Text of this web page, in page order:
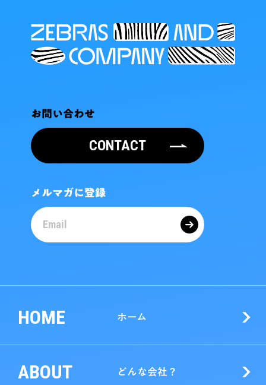
お問い合わせ
CONTACT
メルマガに登録
HOME ホーム
ABOUT どんな会社？